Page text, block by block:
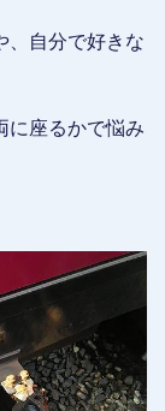
、自分で好きな
に座るかで悩み